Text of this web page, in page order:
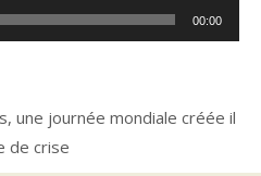
00:00
une journée mondiale créée il
de crise